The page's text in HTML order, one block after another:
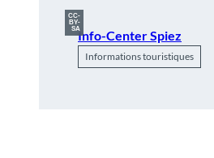
CC-
BY-
SAInfo-Center Spiez
Informations touristiques